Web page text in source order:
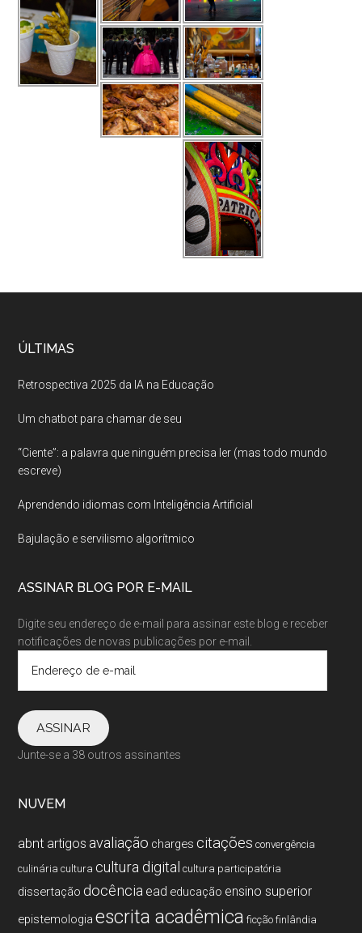
ÚLTIMAS
Retrospectiva 2025 da IA na Educação
Um chatbot para chamar de seu
“Ciente”: a palavra que ninguém precisa ler (mas todo mundo
escreve)
Aprendendo idiomas com Inteligência Artificial
Bajulação e servilismo algorítmico
ASSINAR BLOG POR E-MAIL
Digite seu endereço de e-mail para assinar este blog e receber
notificações de novas publicações por e-mail.
e-
mail
ASSINAR
Junte-se a 38 outros assinantes
NUVEM
abnt artigos avaliação charges citações convergência
culinária cultura cultura digital cultura participatória
dissertação docência ead educação ensino superior
epistemologia escrita acadêmica ficção finlândia